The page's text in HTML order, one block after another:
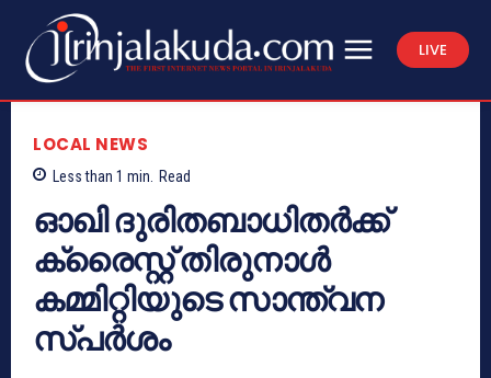
LIVE
LOCAL NEWS
Less than 1 min. Read
ഓഖി ദുരിതബാധിതര്‍ക്ക്
ക്രൈസ്റ്റ് തിരുനാള്‍
കമ്മിറ്റിയുടെ സാന്ത്വന
സ്പര്‍ശം